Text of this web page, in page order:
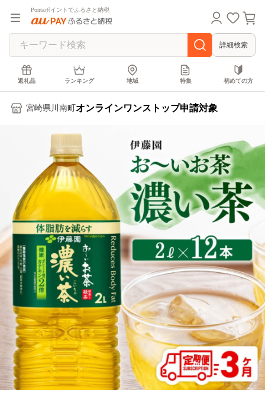
Pontaポイントでふるさと納税
詳細検索
返礼品 ランキング 地域 特集 初めての方
宮崎県川南町 オンラインワンストップ申請対象